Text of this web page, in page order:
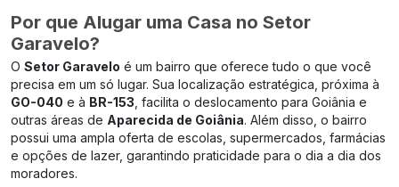
Por que Alugar uma Casa no Setor
Garavelo?
O Setor Garavelo é um bairro que oferece tudo o que você
precisa em um só lugar. Sua localização estratégica, próxima à
GO-040 e à BR-153 , facilita o deslocamento para Goiânia e
outras áreas de Aparecida de Goiânia. Além disso, o bairro
possui uma ampla oferta de escolas, supermercados, farmácias
e opções de lazer, garantindo praticidade para o dia a dia dos
moradores.